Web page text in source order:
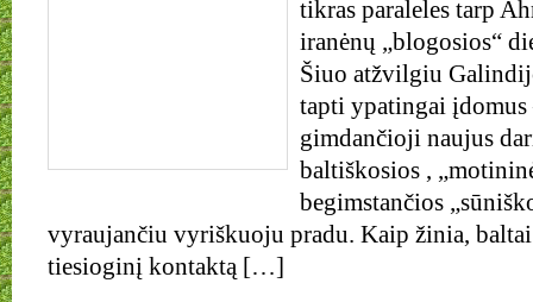
tikras paraleles tarp
iranėnų „blogosios“
Šiuo atžvilgiu
tapti ypatingai įdomus
gimdančioji naujus
baltiškosios ,
begimstančios
vyraujančiu vyriškuoju pradu. Kaip žinia,
tiesioginį kontaktą […]